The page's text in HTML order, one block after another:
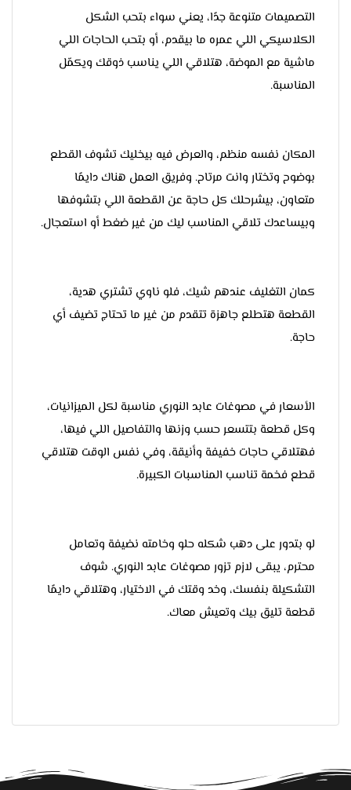
التصميمات متنوعة جدًا، يعني سواء بتحب الشكل
الكلاسيكي اللي عمره ما بيقدم، أو بتحب الحاجات اللي
ماشية مع الموضة، هتلاقي اللي يناسب ذوقك ويكمّل
المناسبة.
المكان نفسه منظم، والعرض فيه بيخليك تشوف القطع
بوضوح وتختار وانت مرتاح. وفريق العمل هناك دايمًا
متعاون، بيشرحلك كل حاجة عن القطعة اللي بتشوفها
وبيساعدك تلاقي المناسب ليك من غير ضغط أو استعجال.
كمان التغليف عندهم شيك، فلو ناوي تشتري هدية،
القطعة هتطلع جاهزة تتقدم من غير ما تحتاج تضيف أي
حاجة.
الأسعار في مصوغات عابد النوري مناسبة لكل الميزانيات،
وكل قطعة بتتسعر حسب وزنها والتفاصيل اللي فيها،
فهتلاقي حاجات خفيفة وأنيقة، وفي نفس الوقت هتلاقي
قطع فخمة تناسب المناسبات الكبيرة.
لو بتدور على دهب شكله حلو وخامته نضيفة وتعامل
محترم، يبقى لازم تزور مصوغات عابد النوري. شوف
التشكيلة بنفسك، وخد وقتك في الاختيار، وهتلاقي دايمًا
قطعة تليق بيك وتعيش معاك.